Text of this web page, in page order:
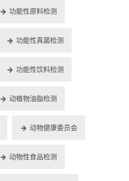
功能性原料检测
功能性真菌检测
功能性饮料检测
动植物油脂检测
动物健康委员会
动物性食品检测